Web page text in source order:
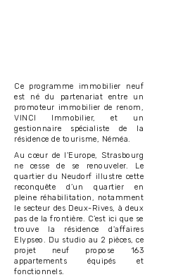
Ce programme immobilier neuf
est né du partenariat entre un
promoteur immobilier de renom,
VINCI Immobilier, et un
gestionnaire spécialiste de la
résidence de tourisme, Néméa.
Au cœur de l'Europe, Strasbourg
ne cesse de se renouveler. Le
quartier du Neudorf illustre cette
reconquête d’un quartier en
pleine réhabilitation, notamment
le secteur des Deux-Rives, à deux
pas de la frontière. C’est ici que se
trouve la résidence d'affaires
Elypseo. Du studio au 2 pièces, ce
projet neuf propose 163
appartements équipés et
fonctionnels.